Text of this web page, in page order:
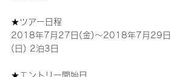
★ツアー日程
2018年7月27日(金)～2018年7月29日
(日) 2泊3日
★エントリー開始日